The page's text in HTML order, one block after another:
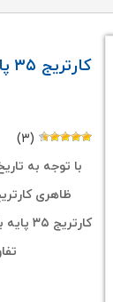
کارتریج ۳۵ پایه بلند قهرمان
(۳)
با توجه به
ظاهری